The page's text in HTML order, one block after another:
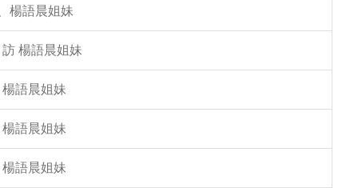
楊語晨姐妹
楊語晨姐妹
語晨姐妹
語晨姐妹
語晨姐妹